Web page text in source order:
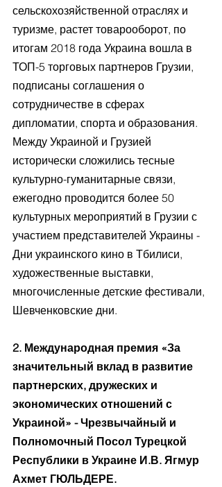
сельскохозяйственной отраслях и
туризме, растет товарооборот, по
итогам 2018 года Украина вошла в
ТОП-5 торговых партнеров Грузии,
подписаны соглашения о
сотрудничестве в сферах
дипломатии, спорта и образования.
Между Украиной и Грузией
исторически сложились тесные
культурно-гуманитарные связи,
ежегодно проводится более 50
культурных мероприятий в Грузии с
участием представителей Украины -
Дни украинского кино в Тбилиси,
художественные выставки,
многочисленные детские фестивали,
Шевченковские дни.
2. Международная премия «За
значительный вклад в развитие
партнерских, дружеских и
экономических отношений с
Украиной» - Чрезвычайный и
Полномочный Посол Турецкой
Республики в Украине И.В. Ягмур
Ахмет ГЮЛЬДЕРЕ.